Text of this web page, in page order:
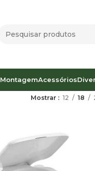
MontagemAcessórios
Mostrar 12 18